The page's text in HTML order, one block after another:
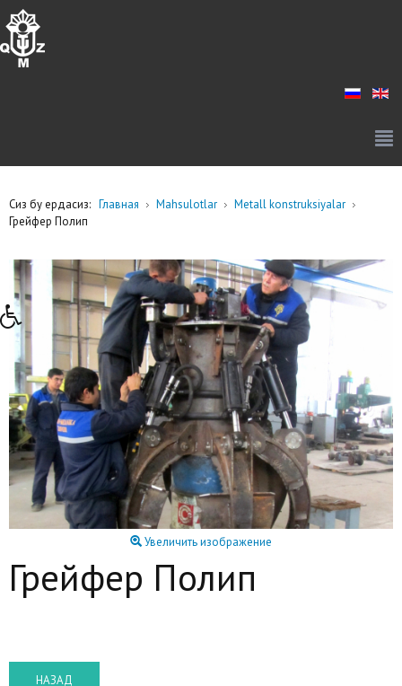
Сиз бу ердасиз: Главная Mahsulotlar
Metall konstruksiyalar
Грейфер Полип
Увеличить изображение
Грейфер Полип